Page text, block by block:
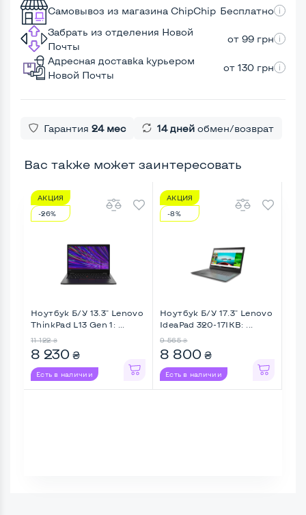
Самовывоз из магазина ChipChip Бесплатно
Забрать из отделения Новой
Почты
от 99 грн
Адресная доставка курьером
Новой Почты
от 130 грн
Гарантия 24 мес 14 дней обмен/возврат
Вас также может заинтересовать
АКЦИЯ
-26%
Ноутбук Б/У 13.3" Lenovo
ThinkPad L13 Gen 1: ...
11 122 ₴
8 230 ₴
Есть в наличии
АКЦИЯ
-8%
Ноутбук Б/У 17.3" Lenovo
IdeaPad 320-17IKB: ...
9 565 ₴
8 800 ₴
Есть в наличии